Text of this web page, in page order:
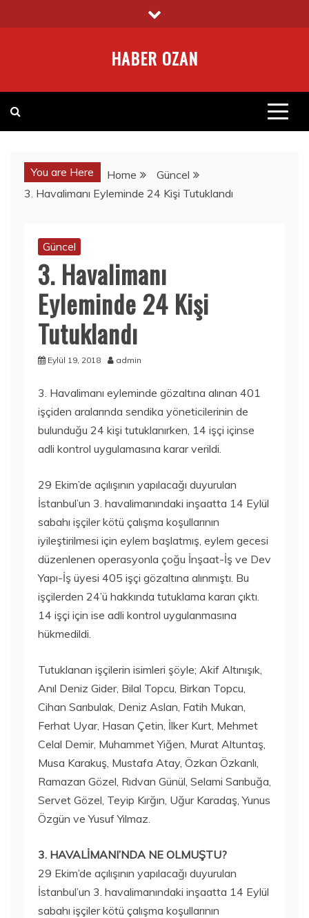
to
HABER OZAN
You are Here Home
Güncel
3. Havalimanı Eyleminde 24 Kişi Tutuklandı
Güncel
3. Havalimanı
Eyleminde 24 Kişi
Tutuklandı
Eylül 19, 2018 admin
3. Havalimanı eyleminde gözaltına alınan 401
işçiden aralarında sendika yöneticilerinin de
bulunduğu 24 kişi tutuklanırken, 14 işçi içinse
adli kontrol uygulamasına karar verildi.
29 Ekim’de açılışının yapılacağı duyurulan
İstanbul’un 3. havalimanındaki inşaatta 14 Eylül
sabahı işçiler kötü çalışma koşullarının
iyileştirilmesi için eylem başlatmış, eylem gecesi
düzenlenen operasyonla çoğu İnşaat-İş ve Dev
Yapı-İş üyesi 405 işçi gözaltına alınmıştı. Bu
işçilerden 24’ü hakkında tutuklama kararı çıktı.
14 işçi için ise adli kontrol uygulanmasına
hükmedildi.
Tutuklanan işçilerin isimleri şöyle; Akif Altınışık,
Anıl Deniz Gider, Bilal Topcu, Birkan Topcu,
Cihan Sarıbulak, Deniz Aslan, Fatih Mukan,
Ferhat Uyar, Hasan Çetin, İlker Kurt, Mehmet
Celal Demir, Muhammet Yiğen, Murat Altuntaş,
Musa Karakuş, Mustafa Atay, Özkan Özkanlı,
Ramazan Gözel, Rıdvan Günül, Selami Sarıbuğa,
Servet Gözel, Teyip Kırğın, Uğur Karadaş, Yunus
Özgün ve Yusuf Yılmaz.
3. HAVALİMANI’NDA NE OLMUŞTU?
29 Ekim’de açılışının yapılacağı duyurulan
İstanbul’un 3. havalimanındaki inşaatta 14 Eylül
sabahı işçiler kötü çalışma koşullarının